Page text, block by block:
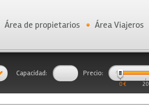
Área de propietarios Área Viajeros
Capacidad: Precio:
0 € 20